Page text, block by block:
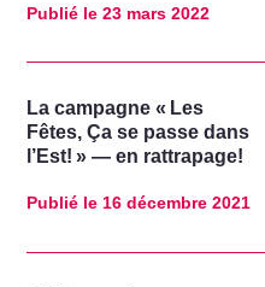
Publié le 23 mars 2022
La campagne « Les
Fêtes, Ça se passe dans
l’Est! » — en rattrapage!
Publié le 16 décembre 2021